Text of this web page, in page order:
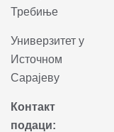
Требиње
Универзитет у
Источном
Сарајеву
Контакт
подаци: